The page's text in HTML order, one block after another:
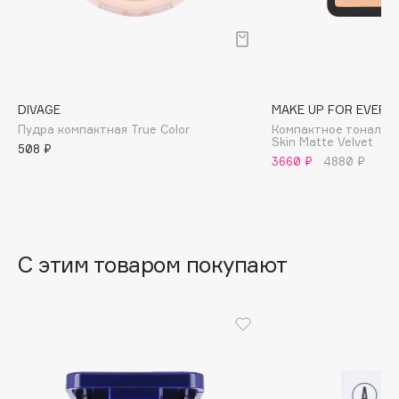
Banderas
Basicare
Bioderma
DIVAGE
Пудра компактная True Color
508 ₽
MAKE UP FOR EVER
Компактное
Skin Matte Velvet
3660 ₽
4880 ₽
С этим товаром покупают